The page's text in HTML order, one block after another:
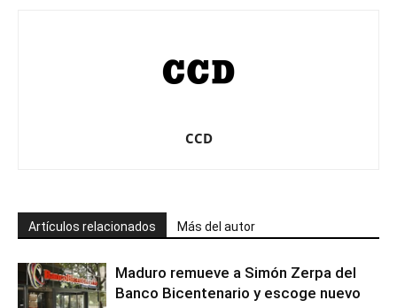
CCD
Artículos relacionados Más del autor
Maduro remueve a Simón Zerpa del
Banco Bicentenario y escoge nuevo